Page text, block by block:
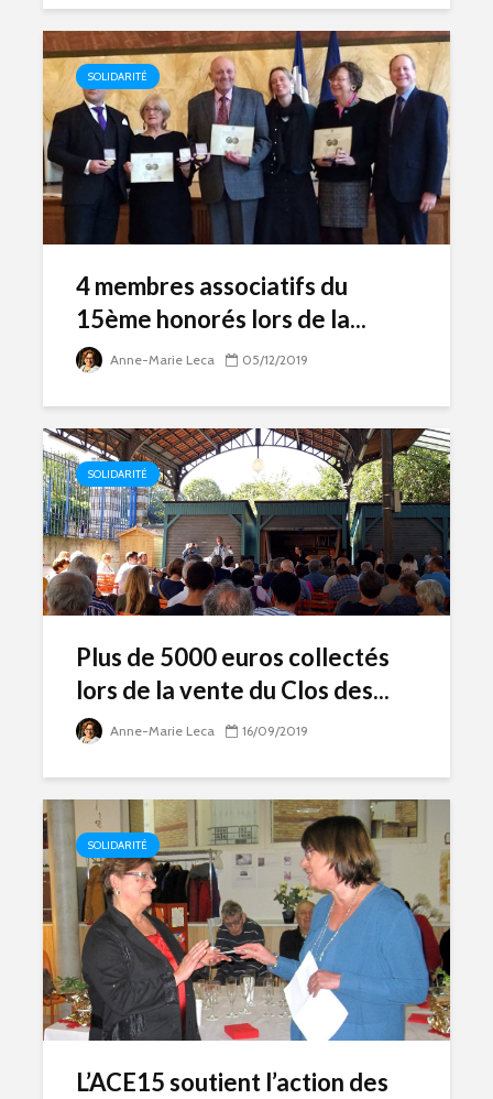
SOLIDARITÉ
4 membres associatifs du
15ème honorés lors de la...
Anne-Marie Leca 05/12/2019
SOLIDARITÉ
Plus de 5000 euros collectés
lors de la vente du Clos des...
Anne-Marie Leca 16/09/2019
SOLIDARITÉ
L’ACE15 soutient l’action des